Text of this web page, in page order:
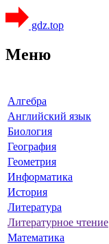
gdz.top
Меню
Алгебра
Английский язык
Биология
География
Геометрия
Информатика
История
Литература
Литературное чтение
Математика